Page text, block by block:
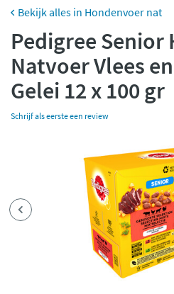
CO2 neutraal
Betaal met
Hondenvoer nat
Pedigree Senior
Natvoer Vlees
Gelei 12 x 100 gr
Schrijf als eerste een review